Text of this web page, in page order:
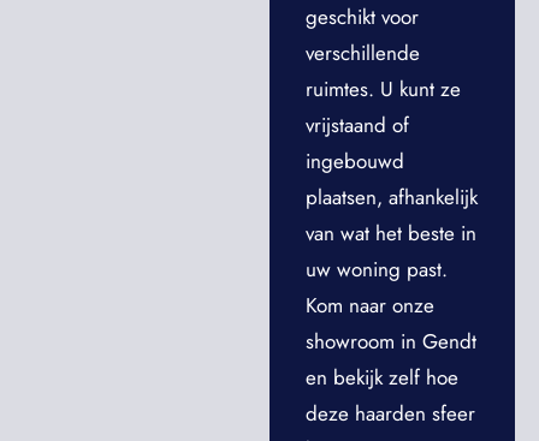
geschikt voor
verschillende
ruimtes. U kunt ze
vrijstaand of
ingebouwd
plaatsen, afhankelijk
van wat het beste in
uw woning past.
Kom naar onze
showroom in Gendt
en bekijk zelf hoe
deze haarden sfeer